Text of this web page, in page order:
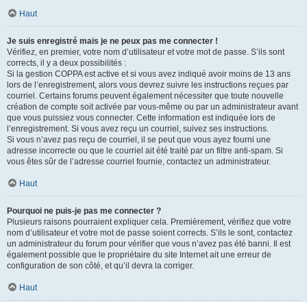
Haut
Je suis enregistré mais je ne peux pas me connecter !
Vérifiez, en premier, votre nom d’utilisateur et votre mot de passe. S’ils sont
corrects, il y a deux possibilités :
Si la gestion COPPA est active et si vous avez indiqué avoir moins de 13 ans
lors de l’enregistrement, alors vous devrez suivre les instructions reçues par
courriel. Certains forums peuvent également nécessiter que toute nouvelle
création de compte soit activée par vous-même ou par un administrateur avant
que vous puissiez vous connecter. Cette information est indiquée lors de
l’enregistrement. Si vous avez reçu un courriel, suivez ses instructions.
Si vous n’avez pas reçu de courriel, il se peut que vous ayez fourni une
adresse incorrecte ou que le courriel ait été traité par un filtre anti-spam. Si
vous êtes sûr de l’adresse courriel fournie, contactez un administrateur.
Haut
Pourquoi ne puis-je pas me connecter ?
Plusieurs raisons pourraient expliquer cela. Premièrement, vérifiez que votre
nom d’utilisateur et votre mot de passe soient corrects. S’ils le sont, contactez
un administrateur du forum pour vérifier que vous n’avez pas été banni. Il est
également possible que le propriétaire du site Internet ait une erreur de
configuration de son côté, et qu’il devra la corriger.
Haut